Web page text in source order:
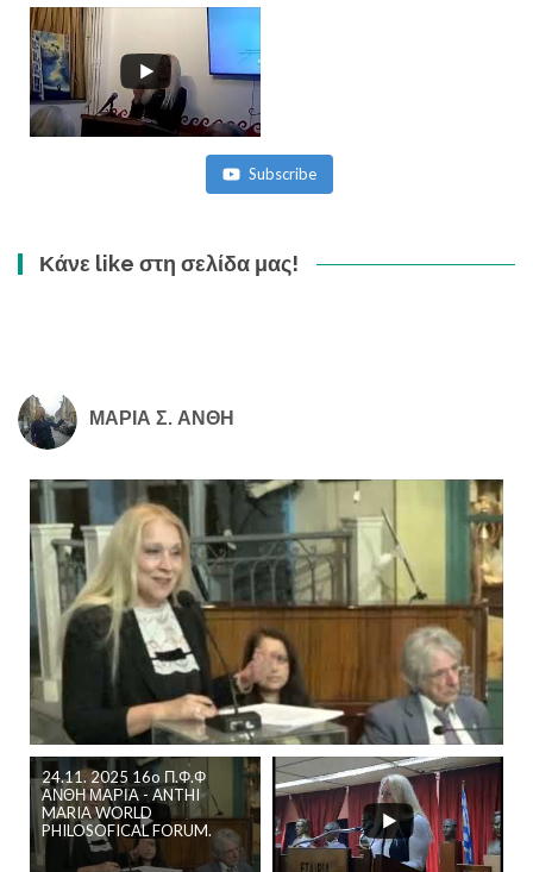
Subscribe
Κάνε like στη σελίδα μας!
ΜΑΡΙΑ Σ. ΑΝΘΗ
24.11. 2025 16o Π.Φ.Φ
ΑΝΘΗ ΜΑΡΙΑ - ANTHI
MARIA WORLD
PHILOSOFICAL FORUM.